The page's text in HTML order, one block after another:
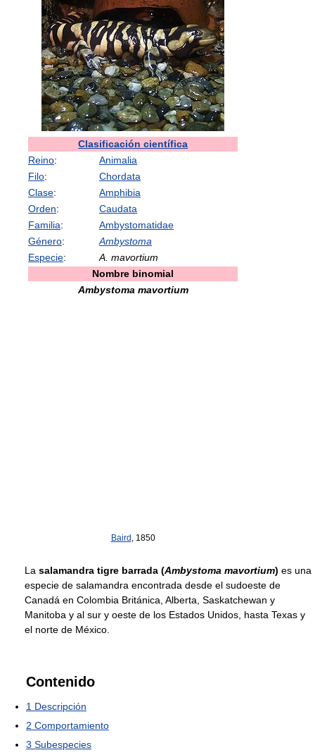
Clasificación científica
Reino:
Animalia
Filo:
Chordata
Clase:
Amphibia
Orden:
Caudata
Familia:
Ambystomatidae
Género:
Ambystoma
Especie:
A. mavortium
Nombre binomial
Ambystoma mavortium
Baird , 1850
La salamandra tigre barrada (Ambystoma mavortium) es una
especie de salamandra encontrada desde el sudoeste de
Canadá en Colombia Británica, Alberta, Saskatchewan y
Manitoba y al sur y oeste de los Estados Unidos, hasta Texas y
el norte de México.
Contenido
1 Descripción
2 Comportamiento
3 Subespecies